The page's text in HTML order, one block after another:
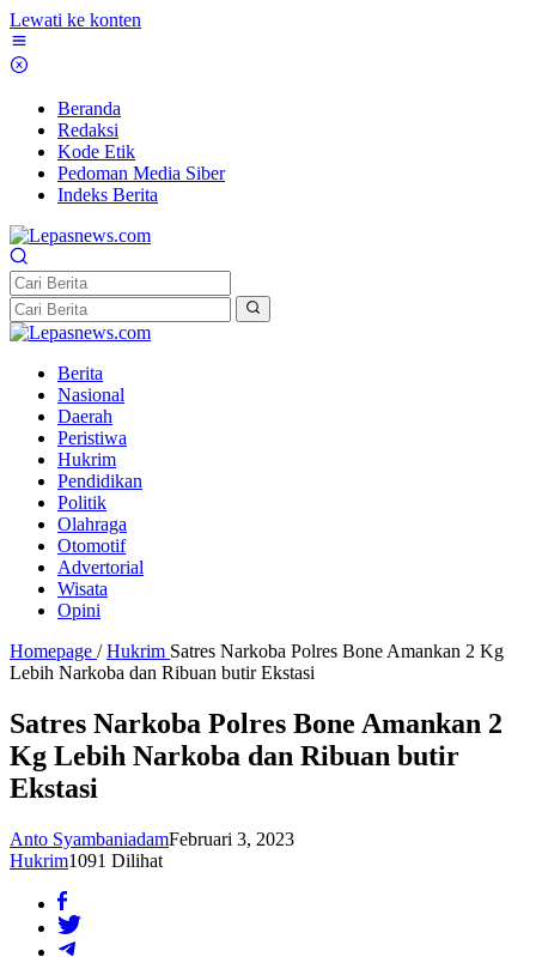
Lewati ke konten
Beranda
Redaksi
Kode Etik
Pedoman Media Siber
Indeks Berita
Berita
Nasional
Daerah
Peristiwa
Hukrim
Pendidikan
Politik
Olahraga
Otomotif
Advertorial
Wisata
Opini
Homepage / Hukrim Satres Narkoba Polres Bone Amankan 2 Kg
Lebih Narkoba dan Ribuan butir Ekstasi
Satres Narkoba Polres Bone Amankan 2
Kg Lebih Narkoba dan Ribuan butir
Ekstasi
Anto SyambaniadamFebruari 3, 2023
Hukrim1091 Dilihat